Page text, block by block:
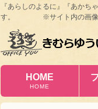
『あらしのよるに』『あかち
す。 ※サイト内の画像は
HOME
HOME